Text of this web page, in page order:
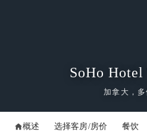
SoHo Hotel
加拿大，多
概述 选择客房/房价 餐饮